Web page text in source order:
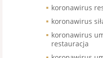
koronawirus
koronawirus
koronawirus
restauracja